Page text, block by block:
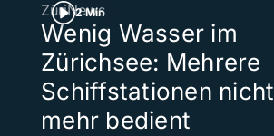
2 Min
ZüriNews
Wenig Wasser im
Zürichsee: Mehrere
Schiffstationen nicht
mehr bedient